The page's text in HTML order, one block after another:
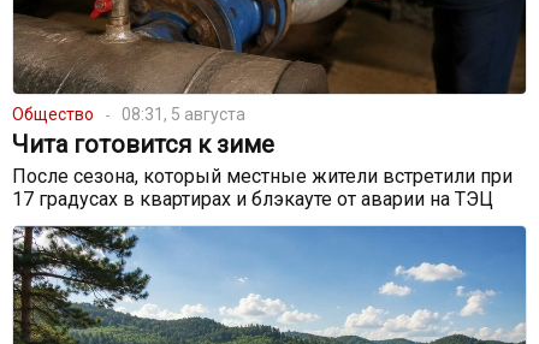
Общество 08:31, 5 августа
Чита готовится к зиме
После сезона, который местные жители встретили при
17 градусах в квартирах и блэкауте от аварии на ТЭЦ